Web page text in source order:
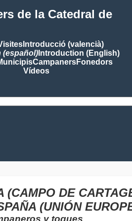
de la Catedral de
Introducció (valencià)
(español)Introduction (English)
CampanersFonedors
Vídeos
(CAMPO DE
(UNIÓN
y toques